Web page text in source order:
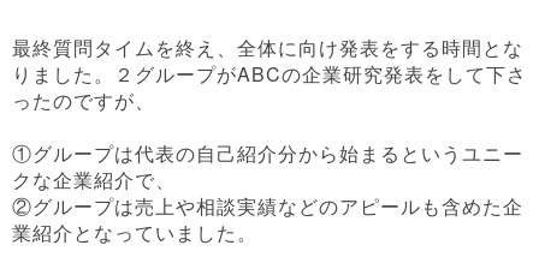
最終質問タイムを終え、全体に向け発表をする時間とな
りました。２グループがABCの企業研究発表をして下さ
ったのですが、
①グループは代表の自己紹介分から始まるというユニー
クな企業紹介で、
②グループは売上や相談実績などのアピールも含めた企
業紹介となっていました。